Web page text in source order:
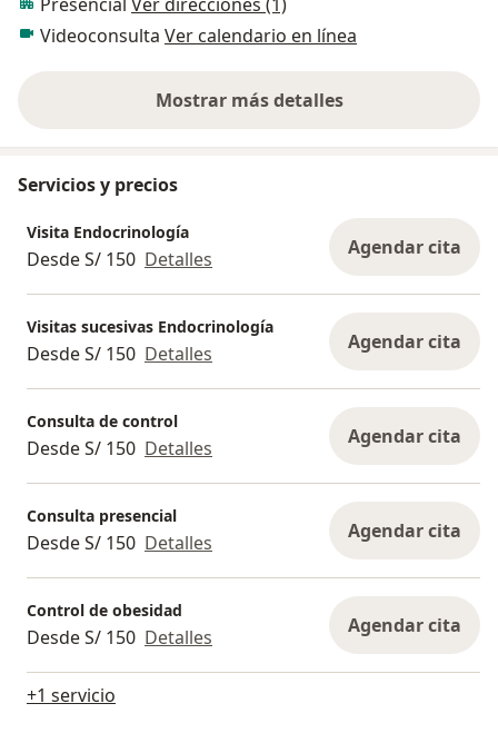
Presencial Ver direcciones (1)
Videoconsulta Ver calendario en línea
Mostrar más detalles
sobre la experiencia
Servicios y precios
Visita Endocrinología
Desde S/ 150 Detalles Agendar cita
Visitas sucesivas Endocrinología
Desde S/ 150 Detalles Agendar cita
Consulta de control
Desde S/ 150 Detalles Agendar cita
Consulta presencial
Desde S/ 150 Detalles Agendar cita
Control de obesidad
Desde S/ 150 Detalles Agendar cita
+1 servicio